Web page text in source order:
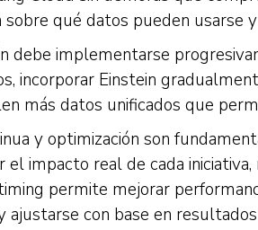
sobre qué datos pueden usarse
debe implementarse
incorporar Einstein
más datos unificados que
y optimización son
el impacto real de cada
permite mejorar
ajustarse con base en